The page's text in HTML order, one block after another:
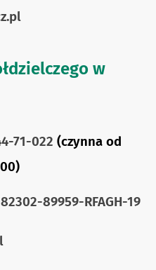
w
71-022 (czynna od
89959-RFAGH-19